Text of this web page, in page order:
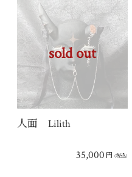
sold out
人面 Lilith
35,000 円 (税込)